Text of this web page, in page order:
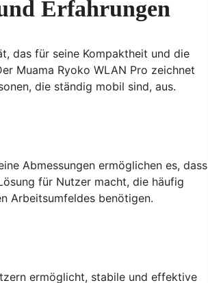
Erfahrungen
das für seine Kompaktheit und die
Muama Ryoko WLAN Pro zeichnet
die ständig mobil sind, aus.
Abmessungen ermöglichen es, dass
für Nutzer macht, die häufig
Arbeitsumfeldes benötigen.
ermöglicht, stabile und effektive